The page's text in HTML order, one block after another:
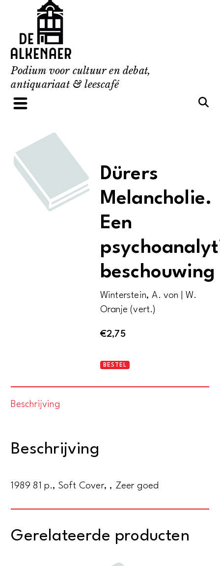
content
Podium voor cultuur en debat,
antiquariaat & leescafé
Dürers
Melancholie.
Een
beschouwing
Winterstein, A. von | W.
Oranje (vert.)
€2,75
Dürers
BESTEL
Beschrijving
Beschrijving
1989 81 p., Soft Cover, , Zeer goed
Gerelateerde producten